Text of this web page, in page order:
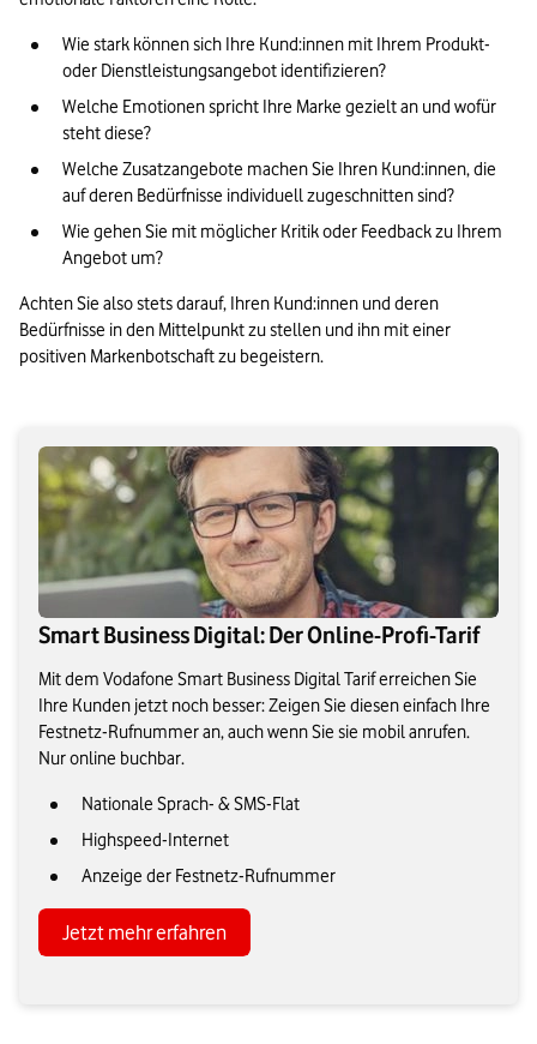
Wie stark können sich Ihre Kund:innen mit Ihrem Produkt-
oder Dienstleistungsangebot identifizieren?
Welche Emotionen spricht Ihre Marke gezielt an und wofür
steht diese?
Welche Zusatzangebote machen Sie Ihren Kund:innen, die
auf deren Bedürfnisse individuell zugeschnitten sind?
Wie gehen Sie mit möglicher Kritik oder Feedback zu Ihrem
Angebot um?
Achten Sie also stets darauf, Ihren Kund:innen und deren
Bedürfnisse in den Mittelpunkt zu stellen und ihn mit einer
positiven Markenbotschaft zu begeistern.
Smart Business Digital: Der Online-Profi-Tarif
Mit dem Vodafone Smart Business Digital Tarif erreichen Sie
Ihre Kunden jetzt noch besser: Zeigen Sie diesen einfach Ihre
Festnetz-Rufnummer an, auch wenn Sie sie mobil anrufen.
Nur online buchbar.
Nationale Sprach- & SMS-Flat
Highspeed-Internet
Anzeige der Festnetz-Rufnummer
Jetzt mehr erfahren